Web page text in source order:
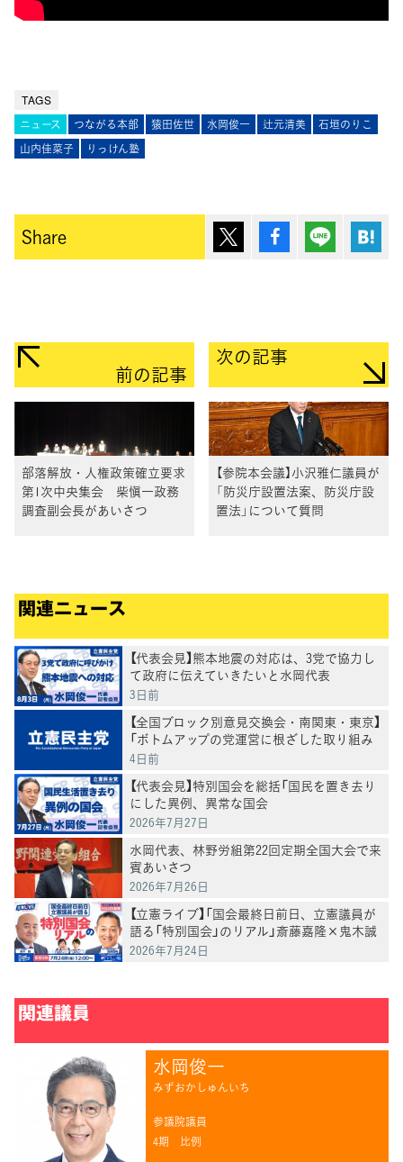
TAGS
ニュース つながる本部 猿田佐世 水岡俊一 辻元清美
石垣のりこ
山内佳菜子
りっけん塾
Share ポスト シェア Lineで送
前の記事
部落解放・人権政策確立要求
第1次中央集会 柴愼一政務
調査副会長があいさつ
次の記事
【参院本会議】小沢雅仁議員が
「防災庁設置法案、防災庁設
置法」について質問
関連ニュース
【代表会見】熊本地震の対応は、3党で協力し
て政府に伝えていきたいと水岡代表
3日前
【全国ブロック別意見交換会・南関東・東京】
「ボトムアップの党運営に根ざした取り組み
であり、大変意義深い」水岡代表
4日前
【代表会見】特別国会を総括「国民を置き去り
にした異例、異常な国会
2026年7月27日
水岡代表、林野労組第22回定期全国大会で来
賓あいさつ
2026年7月26日
【立憲ライブ】「国会最終日前日、立憲議員が
語る「特別国会」のリアル」斎藤嘉隆×鬼木誠
×村田きょうこ×山内かなこ
2026年7月24日
関連議員
水岡俊一
みずおかしゅんいち
参議院議員
4期 比例